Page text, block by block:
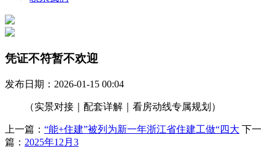
凭证不符暂不欢迎
发布日期：2026-01-15 00:04
（实景对接｜配套详解｜看房动线专属规划）
上一篇： “能+住建”被列为新一年浙江省住建工做“四大 下一
篇： 2025年12月3